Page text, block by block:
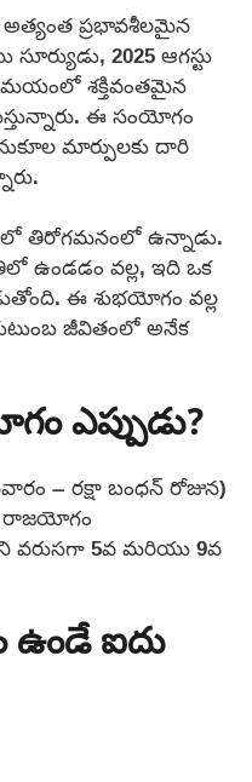
అత్యంత ప్రభావశీలమైన
2025 ఆగస్టు
శక్తివంతమైన
ఈ సంయోగం
మార్పులకు దారి
తిరోగమనంలో ఉన్నాడు.
ఉండడం వల్ల, ఇది ఒక
ఈ శుభయోగం వల్ల
జీవితంలో అనేక
ఎప్పుడు?
– రక్షా బంధన్ రోజున)
రాజయోగం
వరుసగా 5వ మరియు 9వ
ఐదు